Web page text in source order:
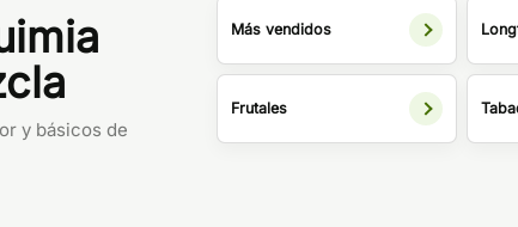
y básicos de
Más vendidos
Frutales